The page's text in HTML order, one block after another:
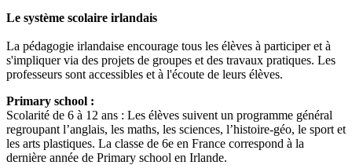
Le système scolaire irlandais
La pédagogie irlandaise encourage tous les élèves à participer et à
s'impliquer via des projets de groupes et des travaux pratiques. Les
professeurs sont accessibles et à l'écoute de leurs élèves.
Primary school :
Scolarité de 6 à 12 ans : Les élèves suivent un programme général
regroupant l’anglais, les maths, les sciences, l’histoire-géo, le sport et
les arts plastiques. La classe de 6e en France correspond à la
dernière année de Primary school en Irlande.